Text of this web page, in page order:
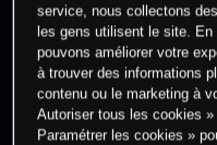
service, nous collectons
les gens utilisent le site.
pouvons améliorer votre
à trouver des informations
contenu ou le marketing à
Autoriser tous les cookies
Paramétrer les cookies »